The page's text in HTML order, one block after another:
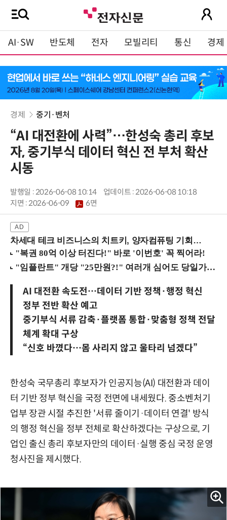
AI·SW 반도체 전자 모빌리티 통신 경제
경제 중기·벤처
“AI 대전환에 사력”…한성숙 총리 후보
자, 중기부식 데이터 혁신 전 부처 확산
시동
발행일 : 2026-06-08 10:14
업데이트 : 2026-06-08 10:18
지면 :2026-06-09 6면
차세대 테크 비즈니스의 치트키, 양자컴퓨팅 기회를 선점하라! (8/28 강남역)
AI 대전환 속도전…데이터 기반 정책·행정 혁신
정부 전반 확산 예고
중기부식 서류 감축·플랫폼 통합·맞춤형 정책 전달
체계 확대 구상
“신호 바꼈다…몸 사리지 않고 울타리 넘겠다”
한성숙 국무총리 후보자가 인공지능(AI) 대전환과 데이
터 기반 정부 혁신을 국정 전면에 내세웠다. 중소벤처기
업부 장관 시절 추진한 '서류 줄이기·데이터 연결' 방식
의 행정 혁신을 정부 전체로 확산하겠다는 구상으로, 기
업인 출신 총리 후보자만의 데이터·실행 중심 국정 운영
청사진을 제시했다.